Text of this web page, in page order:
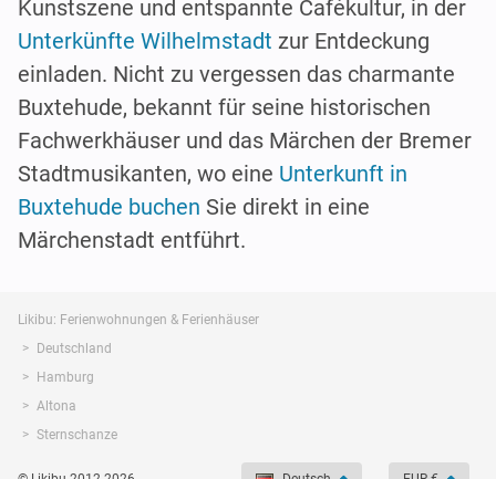
Kunstszene und entspannte Cafékultur, in der
Unterkünfte Wilhelmstadt zur Entdeckung
einladen. Nicht zu vergessen das charmante
Buxtehude, bekannt für seine historischen
Fachwerkhäuser und das Märchen der Bremer
Stadtmusikanten, wo eine Unterkunft in
Buxtehude buchen Sie direkt in eine
Märchenstadt entführt.
Likibu: Ferienwohnungen & Ferienhäuser
Deutschland
Hamburg
Altona
Sternschanze